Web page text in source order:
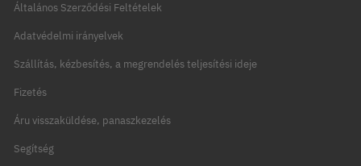
Általános Szerződési Feltételek
Adatvédelmi irányelvek
Szállítás, kézbesítés, a megrendelés teljesítési ideje
Fizetés
Áru visszaküldése, panaszkezelés
Segítség